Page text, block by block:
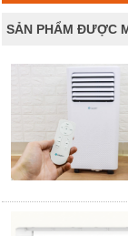
SẢN PHẨM ĐƯỢC